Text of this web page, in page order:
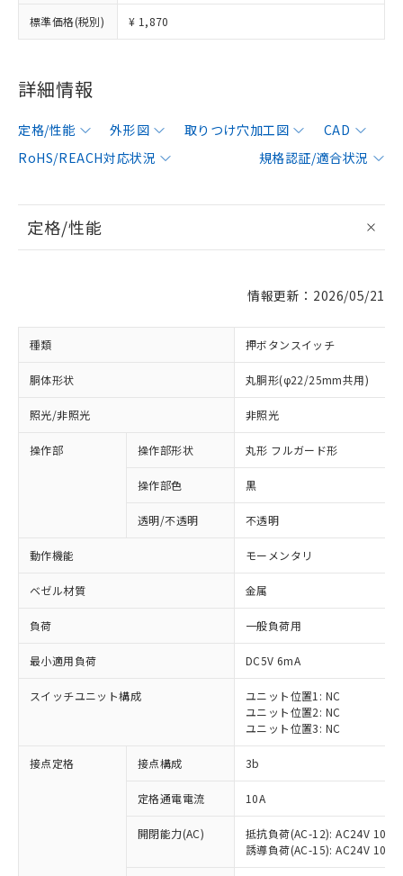
標準価格(税別) ¥ 1,870
詳細情報
定格/性能 外形図 取りつけ穴加工図
CAD
RoHS/REACH対応状況
規格認証/適合状況
定格/性能
情報更新：2026/05/21
種類 押ボタンスイッチ
胴体形状 丸胴形(φ22/25mm共用)
照光/非照光 非照光
操作部 操作部形状 丸形 フルガード形
操作部色 黒
透明/不透明 不透明
動作機能 モーメンタリ
ベゼル材質 金属
負荷 一般負荷用
最小適用負荷 DC5V 6mA
スイッチユニット構成
ユニット位置1: NC
ユニット位置2: NC
ユニット位置3: NC
接点定格 接点構成 3b
定格通電電流 10A
開閉能力(AC)
抵抗負荷(AC-12): AC24V 10A/
誘導負荷(AC-15): AC24V
※1 対応状況
対応済み：EU RoHS指令（10物質）の
非含有に対応した製品が提供可能な商品で
対応予定：EU RoHS指令（10物質）の非含